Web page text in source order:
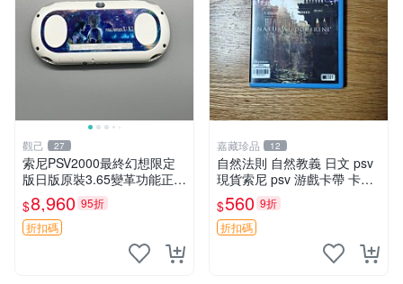
觀己 27
索尼PSV2000最終幻想限定
版日版原裝3.65變革功能正常
背面小劃痕磨損 實物圖可查
限量珍藏 畫集 游戲機
$8,960 95折
折扣碼
嘉藏珍品 12
自然法則 自然教義 日文 psv
現貨索尼 psv 游戲卡帶 卡盒
無損 版本外版 功能正常讀卡
關于質量：為避免糾紛，鑒寶
專家，收藏家和較真黨自行繞
$560 9折
折扣碼